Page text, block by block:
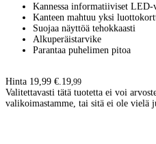
Kannessa informatiiviset LED-
Kanteen mahtuu yksi
Suojaa näyttöä tehokkaasti
Alkuperäistarvike
Parantaa puhelimen pitoa
Hinta 19,99 €. 19,99
Valitettavasti tätä tuotetta ei voi
valikoimastamme, tai sitä ei ole vielä